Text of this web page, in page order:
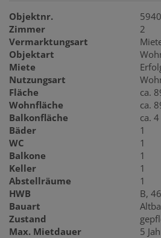
Objektnr.
Zimmer
2
Vermarktungsart
Objektart
Miete
Nutzungsart
Fläche
ca.
Wohnfläche ca.
Balkonfläche ca.
Bäder
1
WC
1
Balkone
1
Keller
1
Abstellräume
1
HWB
B,
Bauart
Zustand
Max. Mietdauer
5